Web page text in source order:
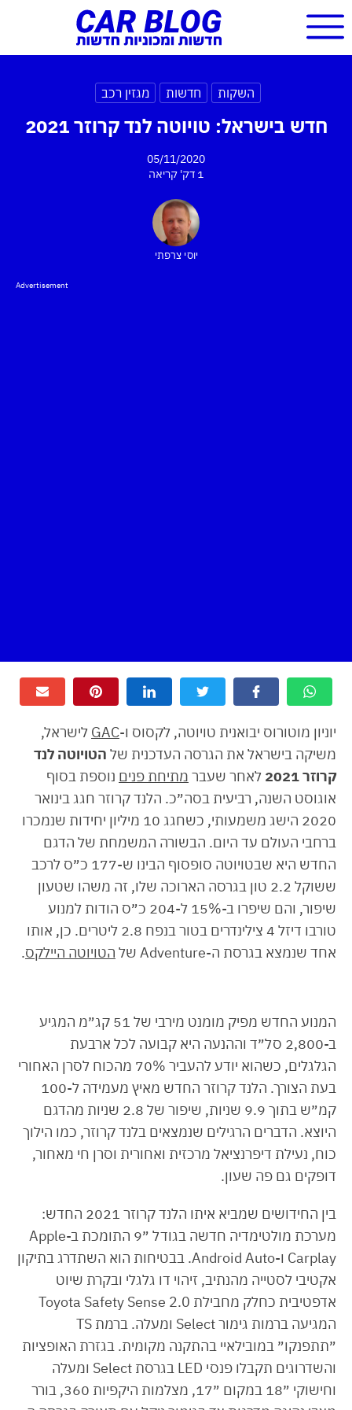
השקות חדשות מגזין רכב
חדש בישראל: טויוטה לנד קרוזר 2021
05/11/2020
1 דק'
קריאה
יוסי צרפתי
Advertisement
יוניון מוטורוס יבואנית טויוטה, לקסוס ו-GAC לישראל,
משיקה בישראל את הגרסה העדכנית של הטויוטה לנד
קרוזר 2021
לאחר שעבר מתיחת פנים נוספת בסוף
אוגוסט השנה, רביעית בסה״כ. הלנד קרוזר חגג בינואר
2020 הישג משמעותי, כשחגג 10 מיליון יחידות שנמכרו
ברחבי העולם עד היום. הבשורה המשמחת של הדגם
החדש היא שבטויוטה סופסוף הבינו ש-177 כ״ס לרכב
ששוקל 2.2 טון בגרסה הארוכה שלו, זה משהו שטעון
שיפור, והם שיפרו ב-15% ל-204 כ״ס הודות למנוע
טורבו דיזל 4 צילינדרים בטור בנפח 2.8 ליטרים. כן, אותו
אחד שנמצא בגרסת ה-Adventure של
הטויוטה היילקס.
המנוע החדש מפיק מומנט מירבי של 51 קג״מ המגיע
ב-2,800 סל״ד וההנעה היא קבועה לכל ארבעת
הגלגלים, כשהוא יודע להעביר 70% מהכוח לסרן האחורי
בעת הצורך. הלנד קרוזר החדש מאיץ מעמידה ל-100
קמ״ש בתוך 9.9 שניות, שיפור של 2.8 שניות מהדגם
היוצא. הדברים הרגילים שנמצאים בלנד קרוזר, כמו הילוך
כוח, נעילת דיפרנציאל מרכזית ואחורית וסרן חי מאחור,
דופקים גם פה שעון.
בין החידושים שמביא איתו הלנד קרוזר 2021 החדש:
מערכת מולטימדיה חדשה בגודל ״9 התומכת ב-Apple
Carplay ו-Android Auto. בבטיחות הוא השתדרג בתיקון
אקטיבי לסטייה מהנתיב, זיהוי דו גלגלי ובקרת שיוט
אדפטיבית כחלק מחבילת Toyota Safety Sense 2.0
המגיעה ברמות גימור Select ומעלה. ברמת TS
״תתפנקו״ במובילאיי בהתקנה מקומית. בגזרת האופציות
והשדרוגים תקבלו פנסי LED בגרסת Select ומעלה
וחישוקי ״18 במקום ״17, מצלמות היקפיות 360, בורר